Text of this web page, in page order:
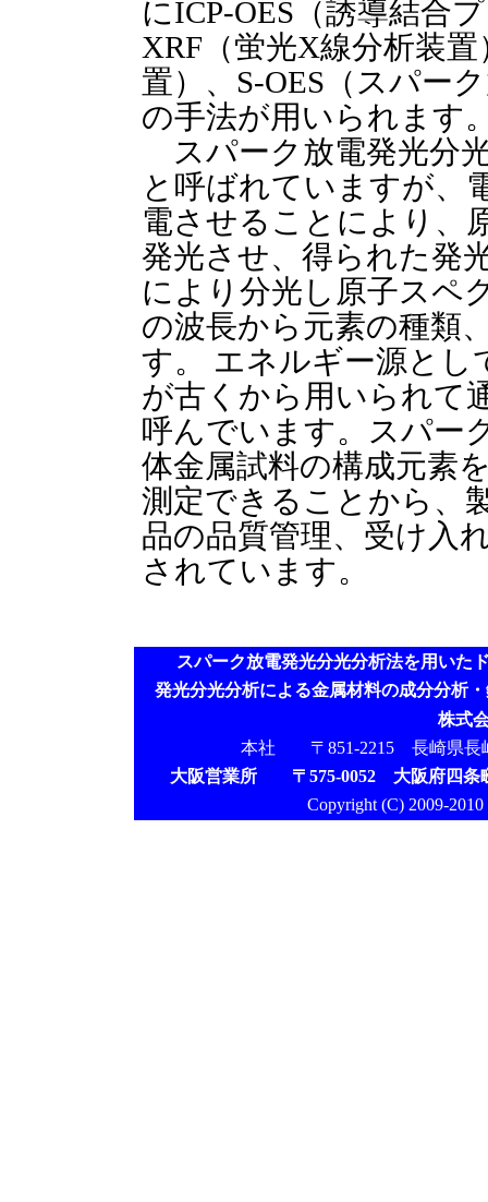
にICP-OES（誘導結合
XRF（蛍光X線分析装
置）、S-OES（スパー
の手法が用いられます
スパーク放電発光分
と呼ばれていますが、
電させることにより、
発光させ、得られた発
により分光し原子スペ
の波長から元素の種類
す。 エネルギー源とし
が古くから用いられて
呼んでいます。スパー
体金属試料の構成元素
測定できることから、
品の品質管理、受け入
されています。
スパーク放電発光分光分析法を用いた
発光分光分析による金属材料の成分分析・
株式
本社 〒851-2215 長崎県長
大阪営業所 〒575-0052 大阪府四条
Copyright (C) 2009-